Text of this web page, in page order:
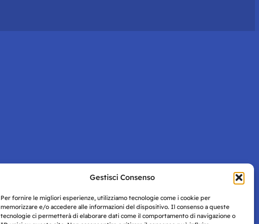
Gestisci Consenso
Per fornire le migliori esperienze, utilizziamo tecnologie come i cookie per
memorizzare e/o accedere alle informazioni del dispositivo. Il consenso a queste
tecnologie ci permetterà di elaborare dati come il comportamento di navigazione o